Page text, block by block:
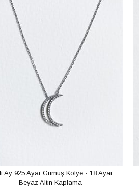
Ay 925 Ayar Gümüş Kolye - 18 Ayar
Beyaz Altın Kaplama